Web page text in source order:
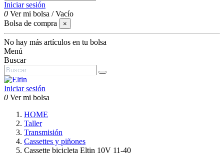
Iniciar sesión
0 Ver mi bolsa /Vacío
Bolsa de compra
×
No hay más artículos en tu bolsa
Menú
Buscar
Iniciar sesión
0 Ver mi bolsa
HOME
Taller
Transmisión
Cassettes y piñones
Cassette bicicleta Eltin 10V 11-40